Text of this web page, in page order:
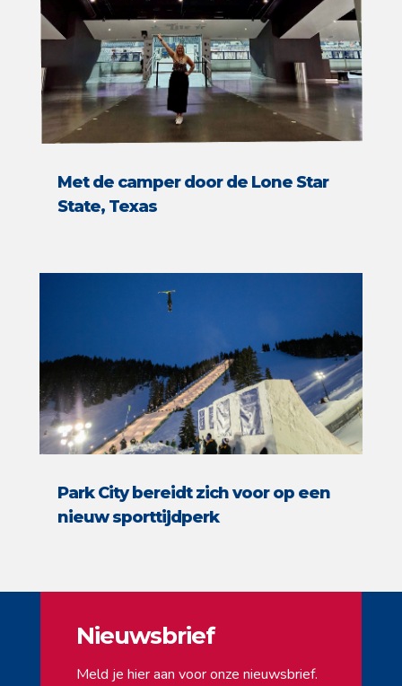
Met de camper door de Lone Star
State, Texas
Park City bereidt zich voor op een
nieuw sporttijdperk
Nieuwsbrief
Meld je hier aan voor onze nieuwsbrief.